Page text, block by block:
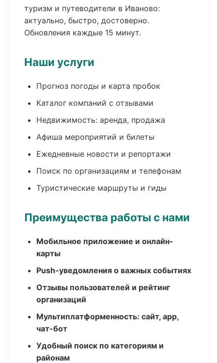
туризм и путеводители в Иваново:
актуально, быстро, достоверно.
Обновления каждые 15 минут.
Наши услуги
Прогноз погоды и карта пробок
Каталог компаний с отзывами
Недвижимость: аренда, продажа
Афиша мероприятий и билеты
Ежедневные новости и репортажи
Поиск по организациям и телефонам
Туристические маршруты и гиды
Преимущества работы с нами
Мобильное приложение и онлайн-
карты
Push-уведомления о важных событиях
Отзывы пользователей и рейтинг
организаций
Мультиплатформенность: сайт, app,
чат-бот
Удобный поиск по категориям и
районам